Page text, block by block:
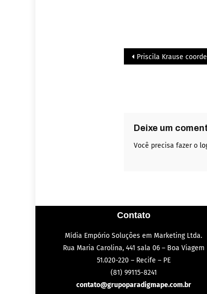
Priscila Krause coordenará equipe de
Deixe um
Você precisa fazer o
Contato
Mídia Empório Soluções em Marketing Ltda.
Rua Maria Carolina, 441 sala 06 – Boa Viagem
51.020-220 – Recife – PE
(81) 99115-8241
contato@grupoparadigmape.com.br